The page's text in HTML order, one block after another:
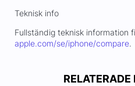
Teknisk info
Fullständig teknisk information
apple.com/se/iphone/compare.
RELATERADE